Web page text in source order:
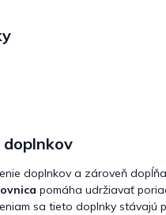
doplnkov
doplnkov a zároveň
pomáha udržiavať
sa tieto doplnky stávajú